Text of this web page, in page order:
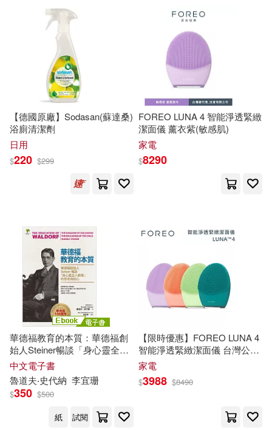
金英敏(2)
關子尹(2)
陳家琪（主編）(2) 陳志仁(2)
陳澤環(2)
陳禹潔(2) 陶德‧羅斯(2)
雨果．亞當．貝鐸(2)
霍格爾．丹貝克(2)
馬建青，孫葉飛（主編）(2)
馬雅人(2)
馮思瓦‧塔爾帝夫(2)
魯海潔(2)
冶金工業出版社(3)
北京燕山出版社(3)
台灣學生書局(3) 台灣角川(3)
吉林教育出版社(3) 啟示(3)
外文出版社(3) 學苑出版社(3)
廈門大學出版社(3)
新世界出版社(3) 春山出版(3)
未來出版社(3) 柿子文化(3)
汕頭大學出版社(3)
江蘇教育出版社(3)
江西教育出版社(3)
【德國原廠】Sodasan(蘇達桑)
浴廁清潔劑
日用
$220 $299
FOREO LUNA 4 智能淨透緊緻
潔面儀 薰衣紫(敏感肌)
家電
$8290
華德福教育的本質：華德福創
始人Steiner暢談「身心靈全人
教育」的思考與初心(華德福
100週年紀念版) (電子書)
中文電子書
魯道夫‧史代納 李宜珊
$350 $500
紙
試閱
【限時優惠】FOREO LUNA 4
智能淨透緊緻潔面儀 台灣公司
貨 薰衣紫(敏感肌)
家電
$3988 $8490